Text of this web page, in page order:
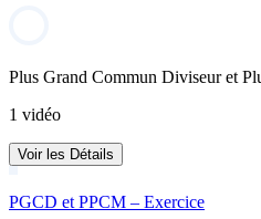
Plus Grand Commun Diviseur et
1 vidéo
Voir les Détails
PGCD et PPCM – Exercice